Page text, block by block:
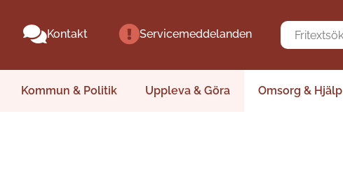
Kontakt Servicemeddelanden
Kommun & Politik Uppleva & Göra Omsorg & Hjälp